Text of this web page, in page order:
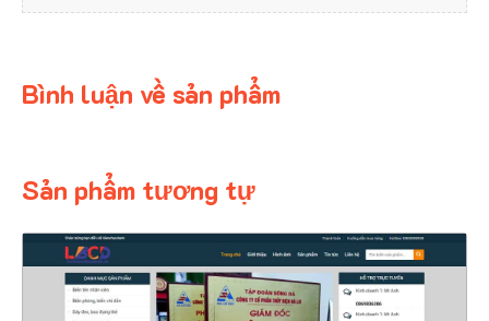
Bình luận về sản phẩm
Sản phẩm tương tự